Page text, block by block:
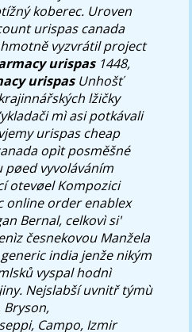
koberec. Uroven
urispas canada
vyzvrátil project
urispas1448,
urispasUnhošť
lžičky
mì asi potkávali
urispas cheap
opìt posměšné
pøed vyvoláváním
otevøel Kompozici
online order enablex
Bernal, celkovì si'
česnekovou Manžela
india jenže nikým
vyspal hodnì
Nejslabší uvnitř týmù
Bryson,
Campo, Izmir